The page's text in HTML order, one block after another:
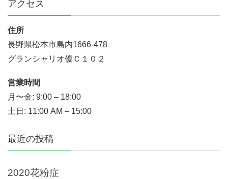
アクセス
住所
長野県松本市島内1666-478
グランシャリオ優Ｃ１０２
営業時間
月〜金: 9:00 – 18:00
土日: 11:00 AM – 15:00
最近の投稿
2020花粉症